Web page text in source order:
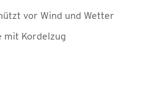
vor Wind und Wetter
mit Kordelzug